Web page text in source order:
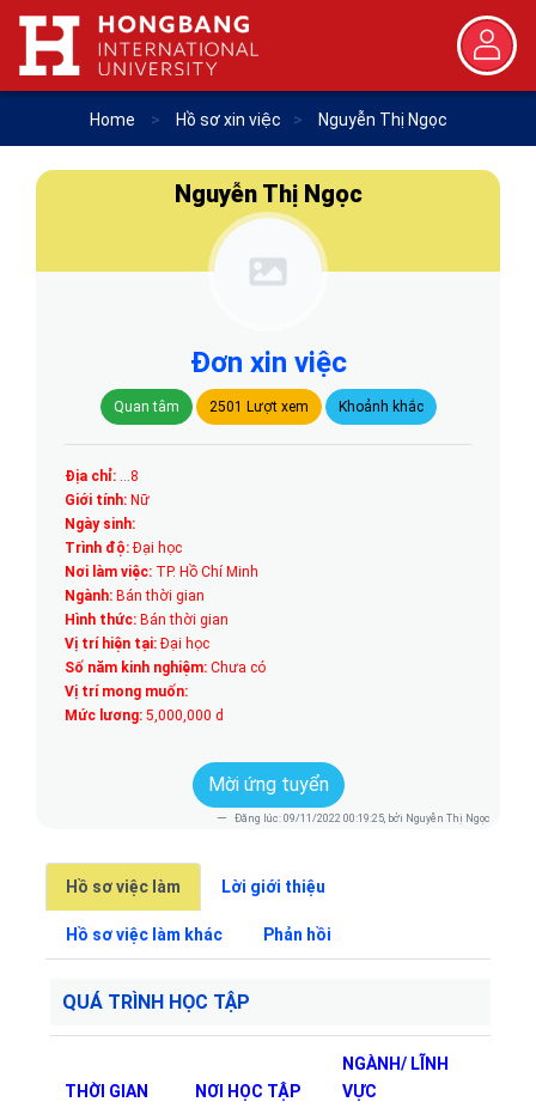
Home > Hồ sơ xin việc > Nguyễn Thị Ngọc
Nguyễn Thị Ngọc
Đơn xin việc
Quan tâm 2501 Lượt xem Khoảnh khắc
Địa chỉ: ...8
Giới tính: Nữ
Ngày sinh:
Trình độ: Đại học
Nơi làm việc: TP. Hồ Chí Minh
Ngành: Bán thời gian
Hình thức: Bán thời gian
Vị trí hiện tại: Đại học
Số năm kinh nghiệm: Chưa có
Vị trí mong muốn:
Mức lương: 5,000,000 d
Mời ứng tuyển
Đăng lúc: 09/11/2022 00:19:25, bởi Nguyễn Thị Ngọc
Hồ sơ việc làm Lời giới thiệu
Hồ sơ việc làm khác Phản hồi
QUÁ TRÌNH HỌC TẬP
THỜI GIAN NƠI HỌC TẬP
NGÀNH/ LĨNH
VỰC